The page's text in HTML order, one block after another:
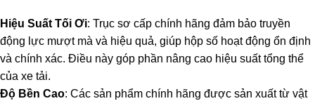
Hiệu Suất Tối Ơi: Trục sơ cấp chính hãng đảm bảo truyền
động lực mượt mà và hiệu quả, giúp hộp số hoạt động ổn định
và chính xác. Điều này góp phần nâng cao hiệu suất tổng thể
của xe tải.
Độ Bền Cao: Các sản phẩm chính hãng được sản xuất từ vật